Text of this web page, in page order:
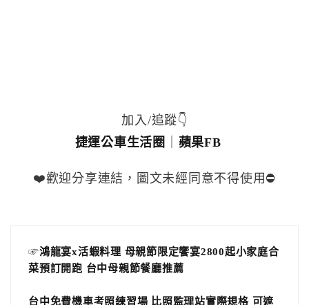
加入/追蹤👇
捷運公車生活圈
蘋果FB
❤️歡迎分享連結，圖文未經同意不得使用⛔️
☞鴻龍宴x活蝦料理 母親節限定饗宴2800起小家庭合
菜預訂開跑 台中母親節餐廳推薦
台中免費機車考照練習場 比照監理站實際規格 可遮